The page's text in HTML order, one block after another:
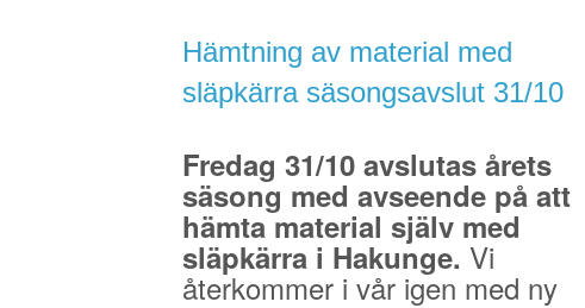
Hämtning av material med
släpkärra säsongsavslut 31/10
Fredag 31/10 avslutas årets
säsong med avseende på att
hämta material själv med
släpkärra i Hakunge. Vi
återkommer i vår igen med ny